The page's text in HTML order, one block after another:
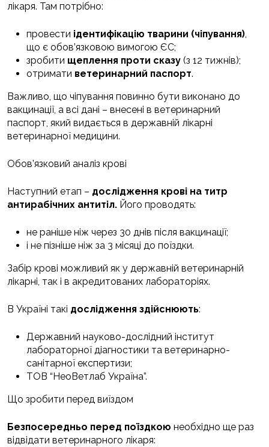
лікаря. Там потрібно:
провести ідентифікацію тварини (чіпування),
що є обов’язковою вимогою ЄС;
зробити щеплення проти сказу (з 12 тижнів);
отримати ветеринарний паспорт.
Важливо, що чіпування повинно бути виконано до
вакцинації, а всі дані – внесені в ветеринарний
паспорт, який видається в державній лікарні
ветеринарної медицини.
Обов’язковий аналіз крові
Наступний етап – дослідження крові на титр
антирабічних антитіл. Його проводять:
не раніше ніж через 30 днів після вакцинації;
і не пізніше ніж за 3 місяці до поїздки.
Забір крові можливий як у державній ветеринарній
лікарні, так і в акредитованих лабораторіях.
В Україні такі дослідження здійснюють:
Державний науково-дослідний інститут
лабораторної діагностики та ветеринарно-
санітарної експертизи;
ТОВ “НеоВетлаб Україна”.
Що зробити перед виїздом
Безпосередньо перед поїздкою необхідно ще раз
відвідати ветеринарного лікаря: